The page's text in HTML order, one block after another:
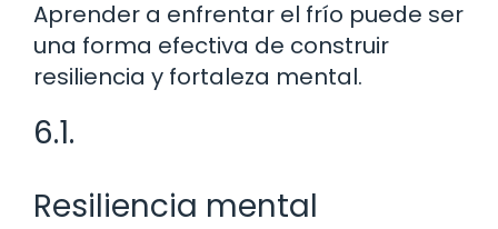
Aprender a enfrentar el frío puede ser
una forma efectiva de construir
resiliencia y fortaleza mental.
6.1.
Resiliencia mental